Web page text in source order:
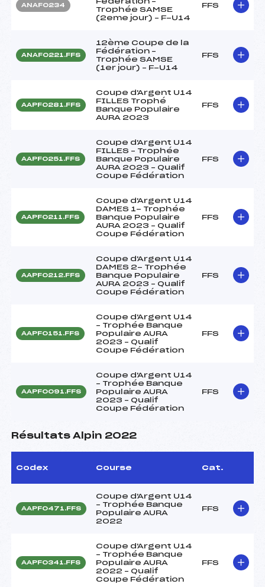
ANAF0234
Trophée SAMSE
(2eme jour) – F-U14
FFS
ANAF0221.FFS
12ème Coupe de la
Fédération –
Trophée SAMSE
(1er jour) – F-U14
FFS
AAPF0281.FFS
Coupe d'Argent U14
FILLES Trophé
Banque Populaire
AURA 2023
FFS
AAPF0251.FFS
Coupe d'Argent U14
FILLES – Trophée
Banque Populaire
AURA 2023 – Qualif
Coupe Fédération
FFS
AAPF0211.FFS
Coupe d'Argent U14
DAMES 1- Trophée
Banque Populaire
AURA 2023 – Qualif
Coupe Fédération
FFS
AAPF0212.FFS
Coupe d'Argent U14
DAMES 2- Trophée
Banque Populaire
AURA 2023 – Qualif
Coupe Fédération
FFS
AAPF0151.FFS
Coupe d'Argent U14
– Trophée Banque
Populaire AURA
2023 – Qualif
Coupe Fédération
FFS
AAPF0091.FFS
Coupe d'Argent U14
– Trophée Banque
Populaire AURA
2023 – Qualif
Coupe Fédération
FFS
Résultats Alpin 2022
Codex Course Cat.
AAPF0471.FFS
Coupe d'Argent U14
– Trophée Banque
Populaire AURA
2022
FFS
AAPF0341.FFS
Coupe d'Argent U14
– Trophée Banque
Populaire AURA
2022 – Qualif
Coupe Fédération
FFS